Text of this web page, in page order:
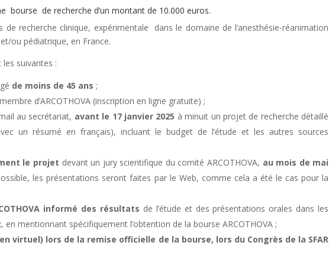
bourse de recherche d’un montant de 10.000 euros.
recherche clinique, expérimentale dans le domaine de l’anesthésie-réanimation
ou pédiatrique, en France.
suivantes :
de moins de 45 ans ;
membre d’ARCOTHOVA (inscription en ligne gratuite) ;
au secrétariat, avant le 17 janvier 2025 à minuit un projet de recherche détaillé
un résumé en français), incluant le budget de l’étude et les autres sources
le projet devant un jury scientifique du comité ARCOTHOVA, au mois de mai
les présentations seront faites par le Web, comme cela a été le cas pour la
informé des résultats de l’étude et des présentations orales dans les
mentionnant spécifiquement l’obtention de la bourse ARCOTHOVA ;
virtuel) lors de la remise officielle de la bourse, lors du Congrès de la SFAR